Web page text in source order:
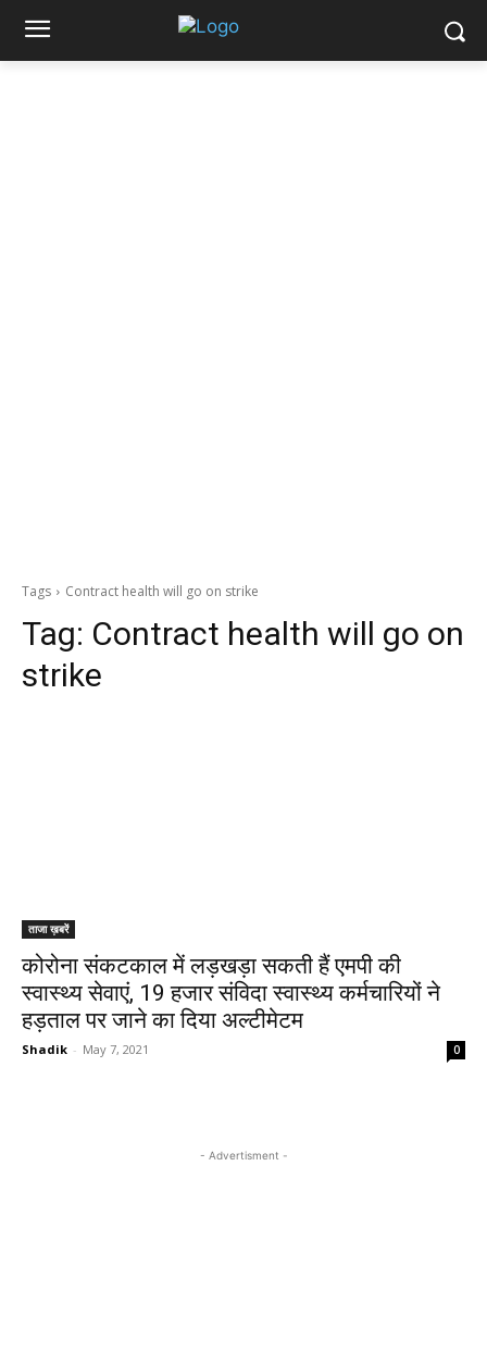
Tags Contract health will go on strike
Tag: Contract health will go on
strike
ताजा ख़बरें
कोरोना संकटकाल में लड़खड़ा सकती हैं एमपी की
स्वास्थ्य सेवाएं, 19 हजार संविदा स्वास्थ्य कर्मचारियों ने
हड़ताल पर जाने का दिया अल्टीमेटम
Shadik - May 7, 2021 0
- Advertisment -